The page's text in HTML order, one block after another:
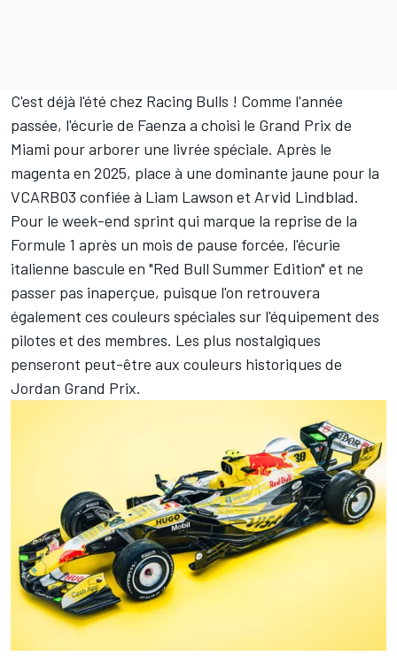
C'est déjà l'été chez Racing Bulls ! Comme l'année
passée, l'écurie de Faenza a choisi le Grand Prix de
Miami pour arborer une livrée spéciale. Après le
magenta en 2025, place à une dominante jaune pour la
VCARB03 confiée à Liam Lawson et Arvid Lindblad.
Pour le week-end sprint qui marque la reprise de la
Formule 1 après un mois de pause forcée, l'écurie
italienne bascule en "Red Bull Summer Edition" et ne
passer pas inaperçue, puisque l'on retrouvera
également ces couleurs spéciales sur l'équipement des
pilotes et des membres. Les plus nostalgiques
penseront peut-être aux couleurs historiques de
Jordan Grand Prix.